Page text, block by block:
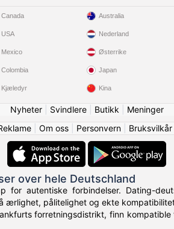
Canada
USA
Mexico
Colombia
Kjæledyr
Australia
Nederland
Østerrike
Japan
Kina
Nyheter| Svindlere| Butikk
Meninger
| Om oss| Personvern| Bruksvilkår|
over hele Deutschland
for autentiske forbindelser. Dating-
ærlighet, pålitelighet og ekte
forretningsdistrikt, finn